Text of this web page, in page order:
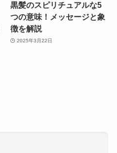
黒髪のスピリチュアルな5
つの意味！メッセージと象
徴を解説
2025年3月22日